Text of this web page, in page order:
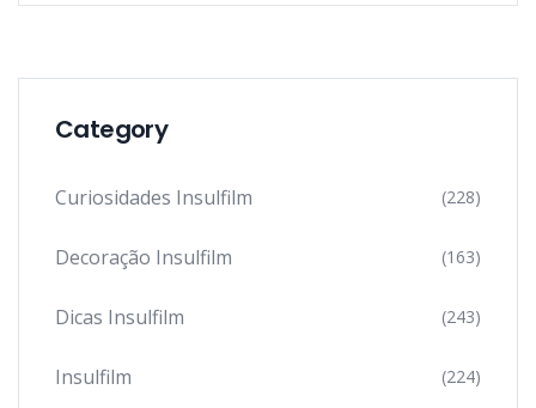
Category
Curiosidades Insulfilm (228)
Decoração Insulfilm (163)
Dicas Insulfilm (243)
Insulfilm (224)